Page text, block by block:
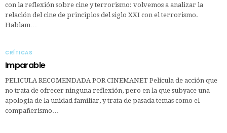
con la reflexión sobre cine y terrorismo: volvemos a analizar la
relación del cine de principios del siglo XXI con el terrorismo.
Hablam…
CRÍTICAS
Imparable
PELICULA RECOMENDADA POR CINEMANET Película de acción que
no trata de ofrecer ninguna reflexión, pero en la que subyace una
apología de la unidad familiar, y trata de pasada temas como el
compañerismo…